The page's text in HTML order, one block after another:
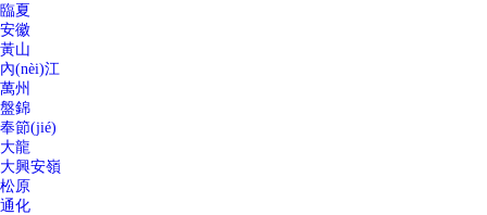
臨夏
安徽
黃山
內(nèi)江
萬州
盤錦
奉節(jié)
大龍
大興安嶺
松原
通化